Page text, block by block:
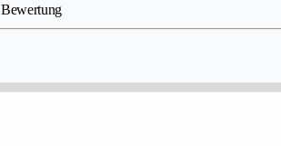
Bewertung